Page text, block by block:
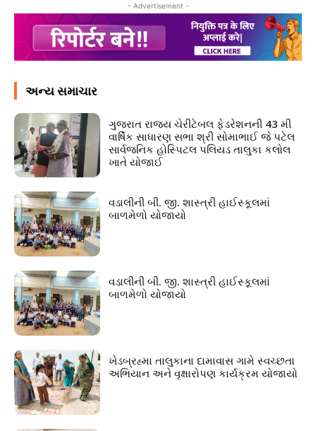
- Advertisement -
અન્ય સમાચાર
ગુજરાત રાજ્ય ચેરીટેબલ ફેડરેશનની 43 મી
વાર્ષિક સાધારણ સભા શ્રી સોમાભાઈ જે પટેલ
સાર્વજનિક હોસ્પિટલ પલિયડ તાલુકા કલોલ
ખાતે યોજાઈ
વડાલીની બી. જી. શાસ્ત્રી હાઈસ્કૂલમાં
બાળમેળો યોજાયો
વડાલીની બી. જી. શાસ્ત્રી હાઈસ્કૂલમાં
બાળમેળો યોજાયો
ખેડબ્રહ્મા તાલુકાના દામાવાસ ગામે સ્વચ્છતા
અભિયાન અને વૃક્ષારોપણ કાર્યક્રમ યોજાયો